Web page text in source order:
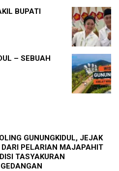
BUPATI
– SEBUAH
GUNUNGKIDUL, JEJAK
DARI PELARIAN MAJAPAHIT
TASYAKURAN